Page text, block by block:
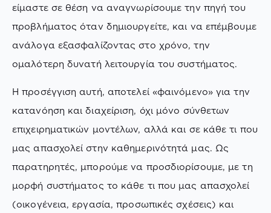
είμαστε σε θέση να αναγνωρίσουμε την πηγή του
προβλήματος όταν δημιουργείτε, και να επέμβουμε
ανάλογα εξασφαλίζοντας στο χρόνο, την
ομαλότερη δυνατή λειτουργία του συστήματος.
Η προσέγγιση αυτή, αποτελεί «φαινόμενο» για την
κατανόηση και διαχείριση, όχι μόνο σύνθετων
επιχειρηματικών μοντέλων, αλλά και σε κάθε τι που
μας απασχολεί στην καθημερινότητά μας. Ως
παρατηρητές, μπορούμε να προσδιορίσουμε, με τη
μορφή συστήματος το κάθε τι που μας απασχολεί
(οικογένεια, εργασία, προσωπικές σχέσεις) και